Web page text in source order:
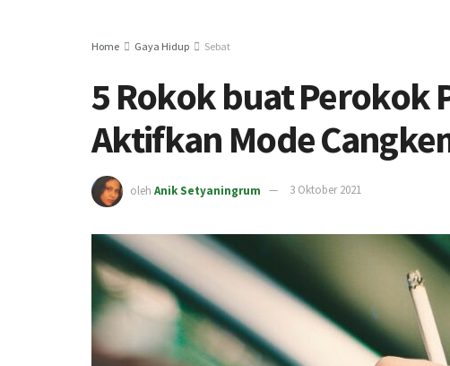
Home Gaya Hidup Sebat
5 Rokok buat Perokok
Aktifkan Mode
oleh Anik Setyaningrum 3 Oktober 2021